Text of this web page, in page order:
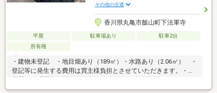
その他の交通
香川県丸亀市飯山町下法軍寺
平屋 駐車場あり
駐車2台
所有権
・建物未登記 ・地目畑あり（189㎡）・水路あり（2.06㎡） ・
登記等に発生する費用は買主様負担とさせていただきます。・琴
電琴平線「栗熊」駅まで徒歩約67分 ですが車移動前提の穏やかな
住環境です！・1階建の4K+S 木造の温かみある和室で落ち着いた